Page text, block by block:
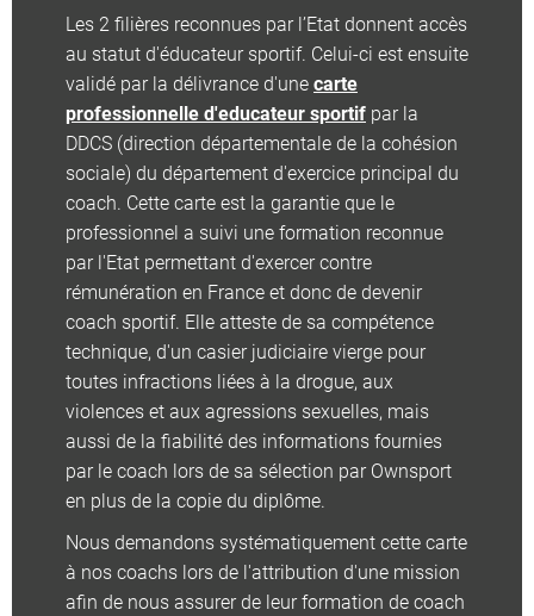
Les 2 filières reconnues par l’Etat donnent accès
au statut d'éducateur sportif. Celui-ci est ensuite
validé par la délivrance d'une carte
professionnelle d'educateur sportif par la
DDCS (direction départementale de la cohésion
sociale) du département d'exercice principal du
coach. Cette carte est la garantie que le
professionnel a suivi une formation reconnue
par l'Etat permettant d'exercer contre
rémunération en France et donc de devenir
coach sportif. Elle atteste de sa compétence
technique, d'un casier judiciaire vierge pour
toutes infractions liées à la drogue, aux
violences et aux agressions sexuelles, mais
aussi de la fiabilité des informations fournies
par le coach lors de sa sélection par Ownsport
en plus de la copie du diplôme.
Nous demandons systématiquement cette carte
à nos coachs lors de l'attribution d'une mission
afin de nous assurer de leur formation de coach